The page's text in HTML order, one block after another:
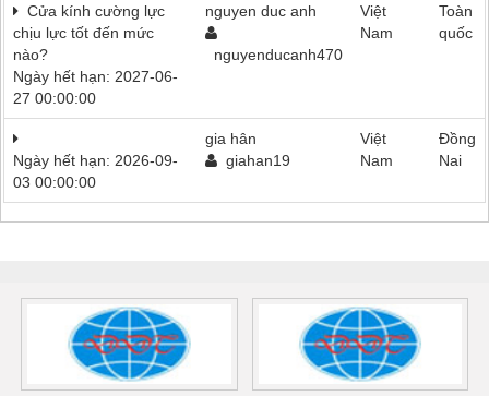
Cửa kính cường lực
chịu lực tốt đến mức
nào?
Ngày hết hạn: 2027-06-
27 00:00:00
nguyen duc anh
nguyenducanh470
Việt
Nam
Toàn
quốc
Ngày hết hạn: 2026-09-
03 00:00:00
gia hân
giahan19
Việt
Nam
Đồng
Nai